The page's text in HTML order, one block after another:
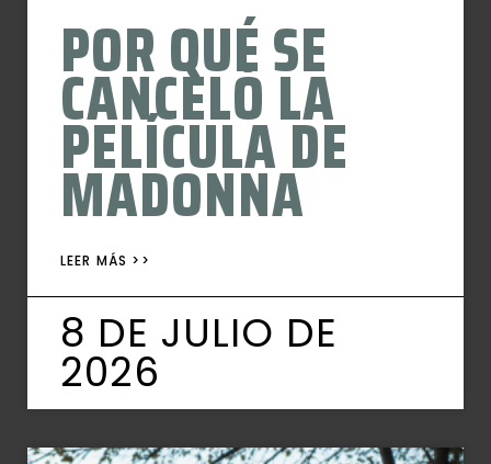
POR QUÉ SE
CANCELÓ LA
PELÍCULA DE
MADONNA
LEER MÁS >>
8 DE JULIO DE
2026